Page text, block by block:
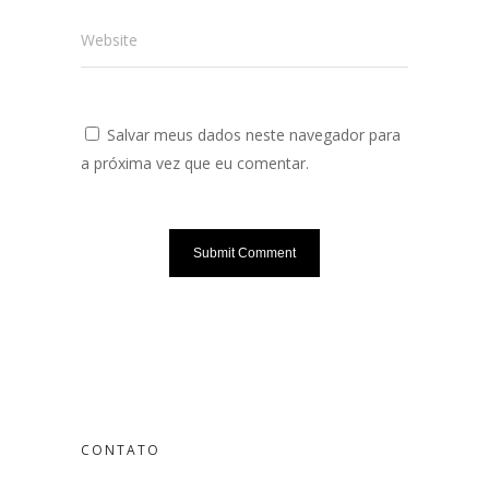
Website
Salvar meus dados neste navegador para
a próxima vez que eu comentar.
CONTATO